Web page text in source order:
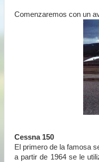
Comenzaremos con un
Cessna 150
El primero de la famosa
a partir de 1964 se le